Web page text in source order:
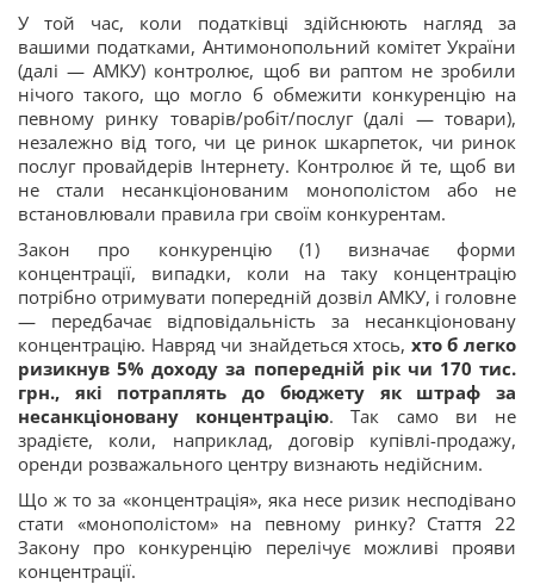
У той час, коли податківці здійснюють нагляд за
вашими податками, Антимонопольний комітет України
(далі — АМКУ) контролює, щоб ви раптом не зробили
нічого такого, що могло б обмежити конкуренцію на
певному ринку товарів/робіт/послуг (далі — товари),
незалежно від того, чи це ринок шкарпеток, чи ринок
послуг провайдерів Інтернету. Контролює й те, щоб ви
не стали несанкціонованим монополістом або не
встановлювали правила гри своїм конкурентам.
Закон про конкуренцію (1) визначає форми
концентрації, випадки, коли на таку концентрацію
потрібно отримувати попередній дозвіл АМКУ, і головне
— передбачає відповідальність за несанкціоновану
концентрацію. Навряд чи знайдеться хтось, хто б легко
ризикнув 5% доходу за попередній рік чи 170 тис.
грн., які потрап­лять до бюджету як штраф за
несанкціоновану концентрацію. Так само ви не
зрадієте, коли, наприклад, договір купівлі-продажу,
оренди розважального центру визнають недійсним.
Що ж то за «концентрація», яка несе ризик несподівано
стати «монополістом» на певному ринку? Стаття 22
Закону про конкуренцію перелічує можливі прояви
концентрації.